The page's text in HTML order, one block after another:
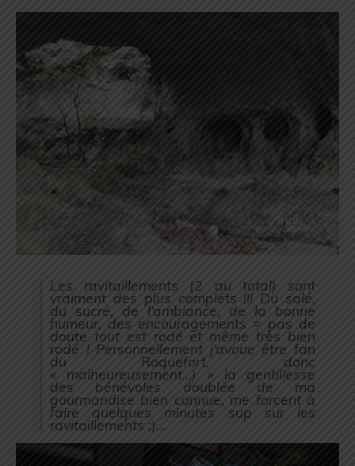
Les ravitaillements (2 au total) sont
vraiment des plus complets !!! Du salé,
du sucré, de l’ambiance, de la bonne
humeur, des encouragements = pas de
doute tout est rodé et même très bien
rodé ! Personnellement j’avoue être fan
du Roquefort, donc
« malheureusement…) » la gentillesse
des bénévoles doublée de ma
gourmandise bien connue, me forcent à
faire quelques minutes sup sur les
ravitaillements ;)…